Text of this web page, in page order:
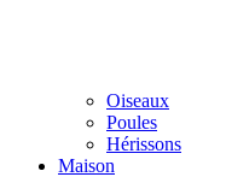
Oiseaux
Poules
Hérissons
Maison